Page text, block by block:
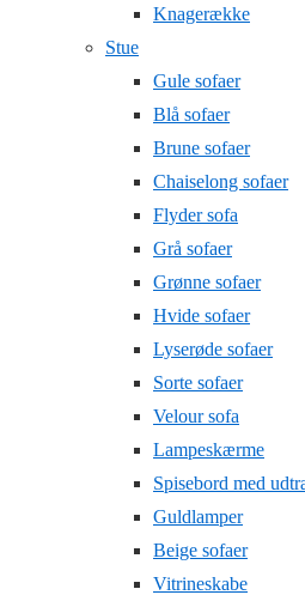
Knagerække
Stue
Gule sofaer
Blå sofaer
Brune sofaer
Chaiselong sofaer
Flyder sofa
Grå sofaer
Grønne sofaer
Hvide sofaer
Lyserøde sofaer
Sorte sofaer
Velour sofa
Lampeskærme
Spisebord med
Guldlamper
Beige sofaer
Vitrineskabe